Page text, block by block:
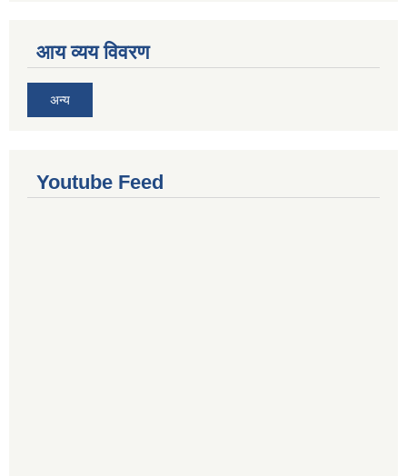
आय व्यय विवरण
अन्य
Youtube Feed